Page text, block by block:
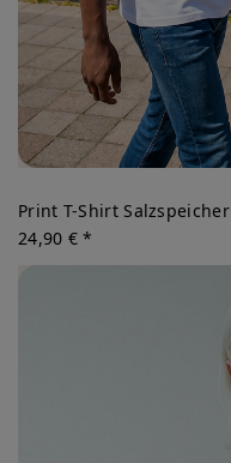
Print T-Shirt Salzspeicher
24,90 € *